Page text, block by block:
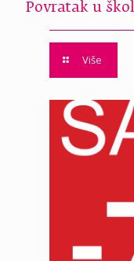
Povratak u
Više